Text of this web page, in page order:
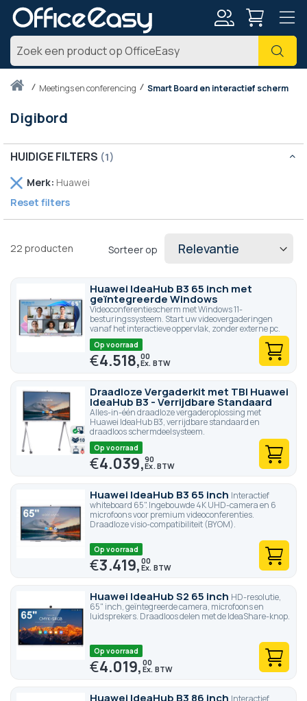
Zoek
Thuismeetings en conferencing Smart Board en interactief scherm
Digibord
22 producten Sorteer op
Huawei IdeaHub B3 65 inch met
geïntegreerde Windows
Videoconferentiescherm met Windows 11-
besturingssysteem. Start uw videovergaderingen
vanaf het interactieve oppervlak, zonder externe pc.
Op voorraad
€4.518,00
Draadloze Vergaderkit met TBI Huawei
IdeaHub B3 - Verrijdbare Standaard
Alles-in-één draadloze vergaderoplossing met
Huawei IdeaHub B3, verrijdbare standaard en
draadloos schermdeelsysteem.
Op voorraad
€4.039,90
Huawei IdeaHub B3 65 inch Interactief
whiteboard 65". Ingebouwde 4K UHD-camera en 6
microfoons voor premium videoconferenties.
Draadloze visio-compatibiliteit (BYOM).
Op voorraad
€3.419,00
Huawei IdeaHub S2 65 inch HD-resolutie,
65" inch, geïntegreerde camera, microfoons en
luidsprekers. Draadloos delen met de IdeaShare-knop.
Op voorraad
€4.019,00
Huawei IdeaHub B3 86 inch Interactief
HUIDIGE FILTERS
Merk Huawei
dit
artikel
Reset filters